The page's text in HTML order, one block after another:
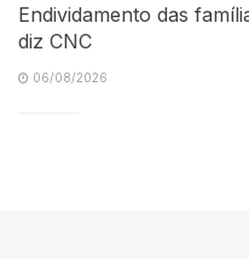
Endividamento das
diz CNC
06/08/2026